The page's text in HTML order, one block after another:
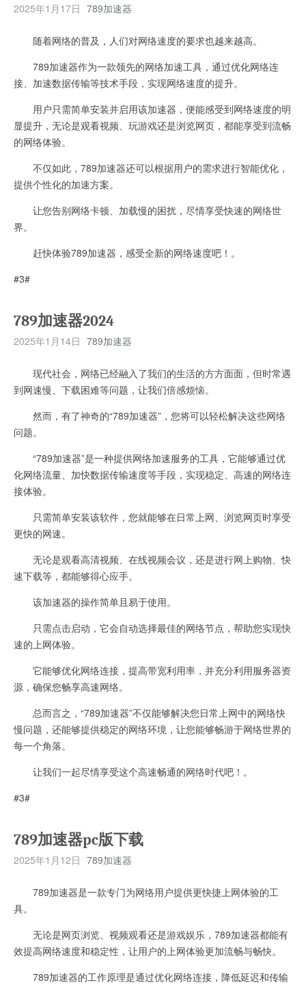
2025年1月17日 789加速器
随着网络的普及，人们对网络速度的要求也越来越高。
789加速器作为一款领先的网络加速工具，通过优化网络连
接、加速数据传输等技术手段，实现网络速度的提升。
用户只需简单安装并启用该加速器，便能感受到网络速度的明
显提升，无论是观看视频、玩游戏还是浏览网页，都能享受到流畅
的网络体验。
不仅如此，789加速器还可以根据用户的需求进行智能优化，
提供个性化的加速方案。
让您告别网络卡顿、加载慢的困扰，尽情享受快速的网络世
界。
赶快体验789加速器，感受全新的网络速度吧！。
#3#
789加速器2024
2025年1月14日 789加速器
现代社会，网络已经融入了我们的生活的方方面面，但时常遇
到网速慢、下载困难等问题，让我们倍感烦恼。
然而，有了神奇的“789加速器”，您将可以轻松解决这些网络
问题。
“789加速器”是一种提供网络加速服务的工具，它能够通过优
化网络流量、加快数据传输速度等手段，实现稳定、高速的网络连
接体验。
只需简单安装该软件，您就能够在日常上网、浏览网页时享受
更快的网速。
无论是观看高清视频、在线视频会议，还是进行网上购物、快
速下载等，都能够得心应手。
该加速器的操作简单且易于使用。
只需点击启动，它会自动选择最佳的网络节点，帮助您实现快
速的上网体验。
它能够优化网络连接，提高带宽利用率，并充分利用服务器资
源，确保您畅享高速网络。
总而言之，“789加速器”不仅能够解决您日常上网中的网络快
慢问题，还能够提供稳定的网络环境，让您能够畅游于网络世界的
每一个角落。
让我们一起尽情享受这个高速畅通的网络时代吧！。
#3#
789加速器pc版下载
2025年1月12日 789加速器
789加速器是一款专门为网络用户提供更快捷上网体验的工
具。
无论是网页浏览、视频观看还是游戏娱乐，789加速器都能有
效提高网络速度和稳定性，让用户的上网体验更加流畅与畅快。
789加速器的工作原理是通过优化网络连接，降低延迟和传输